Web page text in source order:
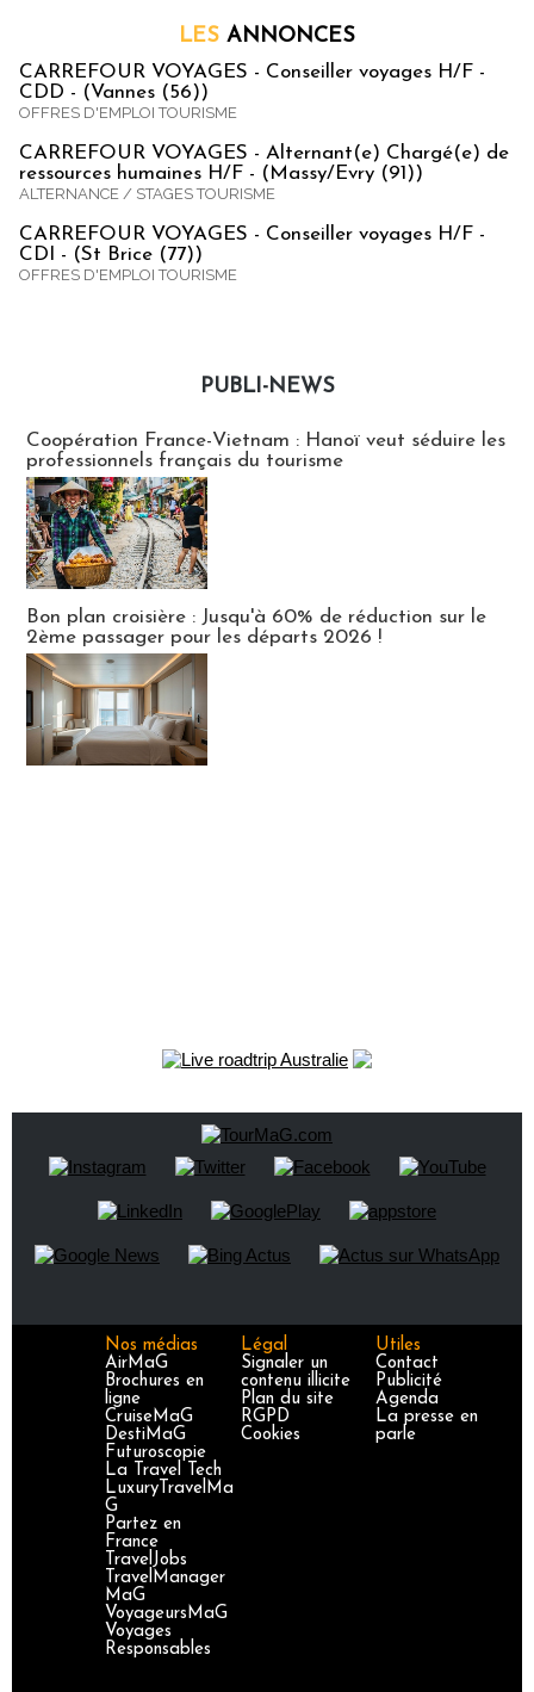
LES ANNONCES
CARREFOUR VOYAGES - Conseiller voyages H/F -
CDD - (Vannes (56))
OFFRES D'EMPLOI TOURISME
CARREFOUR VOYAGES - Alternant(e) Chargé(e) de
ressources humaines H/F - (Massy/Evry (91))
ALTERNANCE / STAGES TOURISME
CARREFOUR VOYAGES - Conseiller voyages H/F -
CDI - (St Brice (77))
OFFRES D'EMPLOI TOURISME
PUBLI-NEWS
Coopération France-Vietnam : Hanoï veut séduire les
professionnels français du tourisme
Bon plan croisière : Jusqu'à 60% de réduction sur le
2ème passager pour les départs 2026 !
Nos médias
AirMaG
Brochures en
ligne
CruiseMaG
DestiMaG
Futuroscopie
La Travel Tech
LuxuryTravelMa
G
Partez en
France
TravelJobs
TravelManager
MaG
VoyageursMaG
Voyages
Responsables
Légal
Signaler un
contenu illicite
Plan du site
RGPD
Cookies
Utiles
Contact
Publicité
Agenda
La presse en
parle